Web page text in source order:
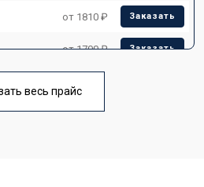
от 1810 ₽ Заказать
от 1700 ₽ Заказать
от 1700 ₽
весь прайс